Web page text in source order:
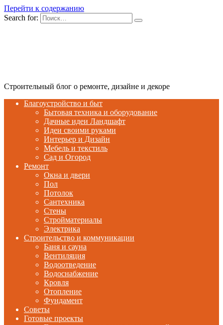
Перейти к содержанию
Search for:
Строительный блог о ремонте, дизайне и декоре
Благоустройство и быт
Бытовая техника и оборудование
Дачные идеи Ландшафт
Идеи своими руками
Интерьер и Дизайн
Мебель и текстиль
Сад и Огород
Ремонт
Окна и двери
Пол
Потолок
Сантехника
Стены
Стройматериалы
Электрика
Строительство и коммуникации
Баня и сауна
Вентиляция
Водоотведение
Водоснабжение
Кровля
Отопление
Фундамент
Советы
Готовые проекты